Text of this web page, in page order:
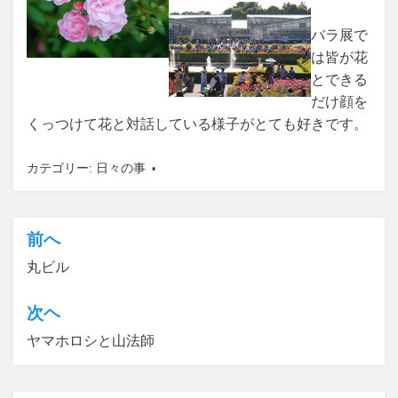
バラ展で
は皆が花
とできる
だけ顔を
くっつけて花と対話している様子がとても好きです。
カテゴリー: 日々の事
投
稿
ナ
ビ
前へ
丸ビル
次ヘ
ヤマホロシと山法師